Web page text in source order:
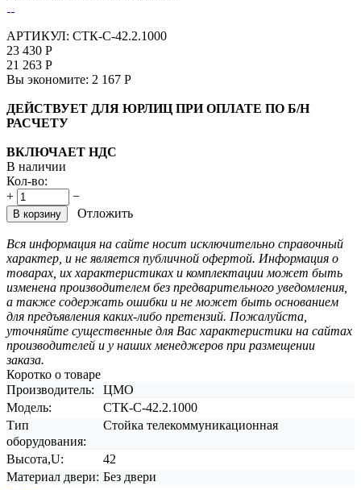
АРТИКУЛ: СТК-С-42.2.1000
23 430 Р
21 263 Р
Вы экономите: 2 167 Р
ДЕЙСТВУЕТ ДЛЯ ЮРЛИЦ ПРИ ОПЛАТЕ ПО Б/Н
РАСЧЕТУ
ВКЛЮЧАЕТ НДС
В наличии
Кол-во:
+
−
В корзину Отложить
Вся информация на сайте носит исключительно справочный
характер, и не является публичной офертой. Информация о
товарах, их характеристиках и комплектации может быть
изменена производителем без предварительного уведомления,
а также содержать ошибки и не может быть основанием
для предъявления каких-либо претензий. Пожалуйста,
уточняйте существенные для Вас характеристики на сайтах
производителей и у наших менеджеров при размещении
заказа.
Коротко о товаре
Производитель:
ЦМО
Модель:
СТК-С-42.2.1000
Тип
оборудования:
Стойка телекоммуникационная
Высота,U:
42
Материал двери: Без двери